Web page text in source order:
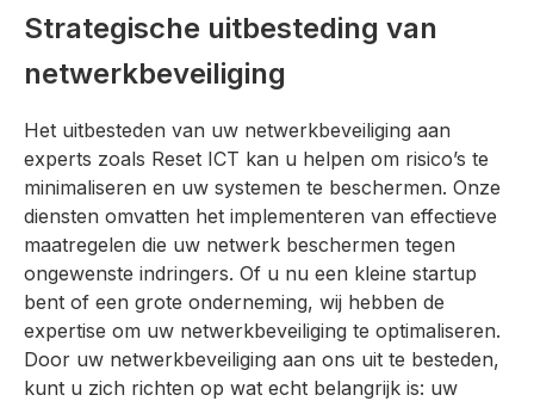
Strategische uitbesteding van
netwerkbeveiliging
Het uitbesteden van uw netwerkbeveiliging aan
experts zoals Reset ICT kan u helpen om risico’s te
minimaliseren en uw systemen te beschermen. Onze
diensten omvatten het implementeren van effectieve
maatregelen die uw netwerk beschermen tegen
ongewenste indringers. Of u nu een kleine startup
bent of een grote onderneming, wij hebben de
expertise om uw netwerkbeveiliging te optimaliseren.
Door uw netwerkbeveiliging aan ons uit te besteden,
kunt u zich richten op wat echt belangrijk is: uw